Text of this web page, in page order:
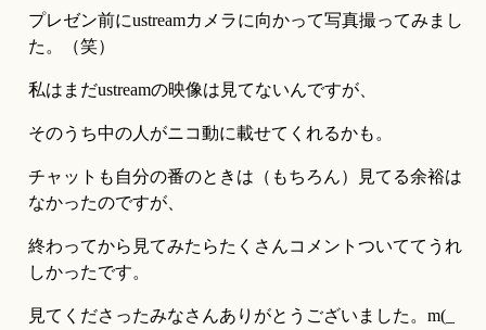
プレゼン前にustreamカメラに向かって写真撮ってみまし
た。（笑）
私はまだustreamの映像は見てないんですが、
そのうち中の人がニコ動に載せてくれるかも。
チャットも自分の番のときは（もちろん）見てる余裕は
なかったのですが、
終わってから見てみたらたくさんコメントついててうれ
しかったです。
見てくださったみなさんありがとうございました。m(_